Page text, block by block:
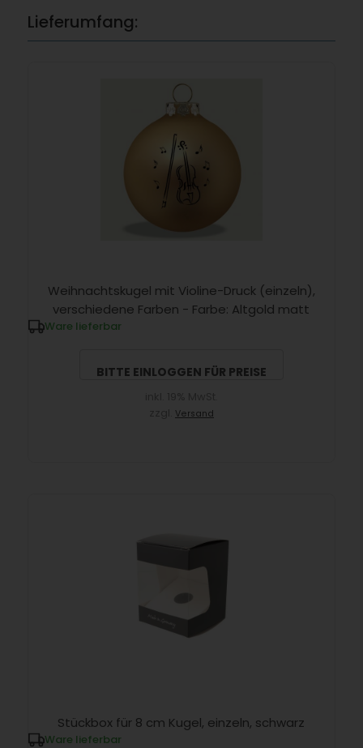
Lieferumfang:
Weihnachtskugel mit Violine-Druck (einzeln),
verschiedene Farben - Farbe: Altgold matt
Ware lieferbar
BITTE EINLOGGEN FÜR PREISE
Versand
Stückbox für 8 cm Kugel, einzeln, schwarz
Ware lieferbar